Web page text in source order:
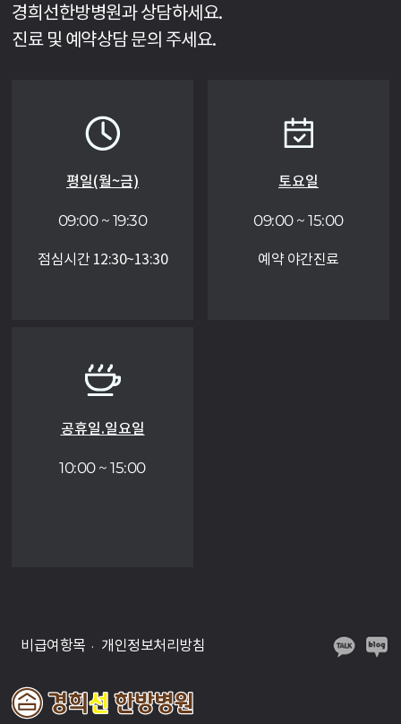
경희선한방병원과 상담하세요.
진료 및 예약상담 문의 주세요.
평일(월~금)
09:00 ~ 19:30
점심시간 12:30~13:30
토요일
09:00 ~ 15:00
예약 야간진료
공휴일.일요일
10:00 ~ 15:00
비급여항목 개인정보처리방침